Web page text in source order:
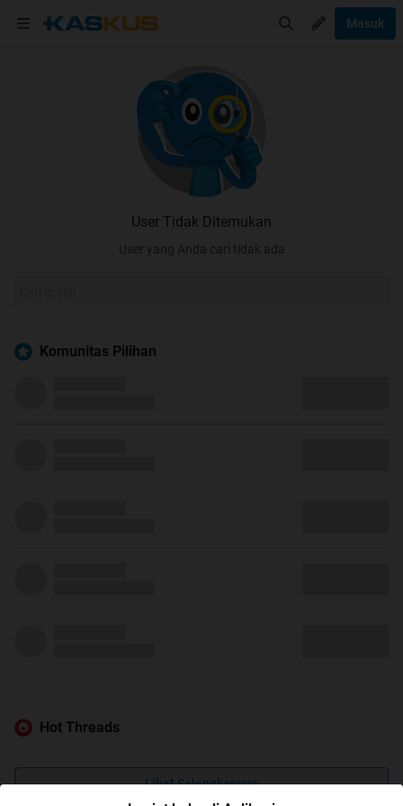
Masuk
User Tidak Ditemukan
User yang Anda cari tidak ada
Komunitas Pilihan
Hot Threads
Lihat Selengkapnya